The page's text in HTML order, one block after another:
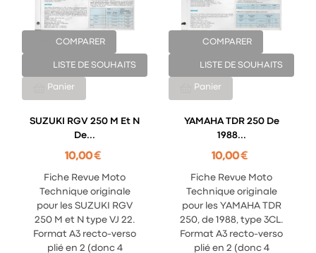
COMPARER
LISTE DE SOUHAITS
Panier
SUZUKI RGV 250 M Et N
De...
10,00 €
Fiche Revue Moto
Technique originale
pour les SUZUKI RGV
250 M et N type VJ 22.
Format A3 recto-verso
plié en 2 (donc 4
COMPARER
LISTE DE SOUHAITS
Panier
YAMAHA TDR 250 De
1988...
10,00 €
Fiche Revue Moto
Technique originale
pour les YAMAHA TDR
250, de 1988, type 3CL.
Format A3 recto-verso
plié en 2 (donc 4